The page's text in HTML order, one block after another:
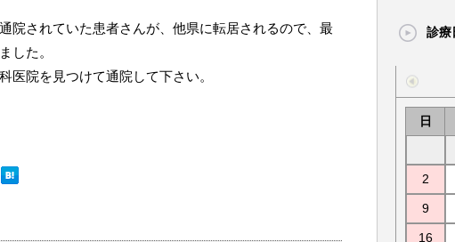
院されていた患者さんが、他県に転居されるので、最
した。
医院を見つけて通院して下さい。
診療
日
2
9
16